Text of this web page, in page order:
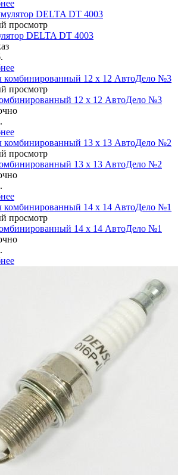
просмотр
DELTA DT 4003
просмотр
12 х 12 АвтоДело №3
просмотр
13 х 13 АвтоДело №2
просмотр
14 х 14 АвтоДело №1